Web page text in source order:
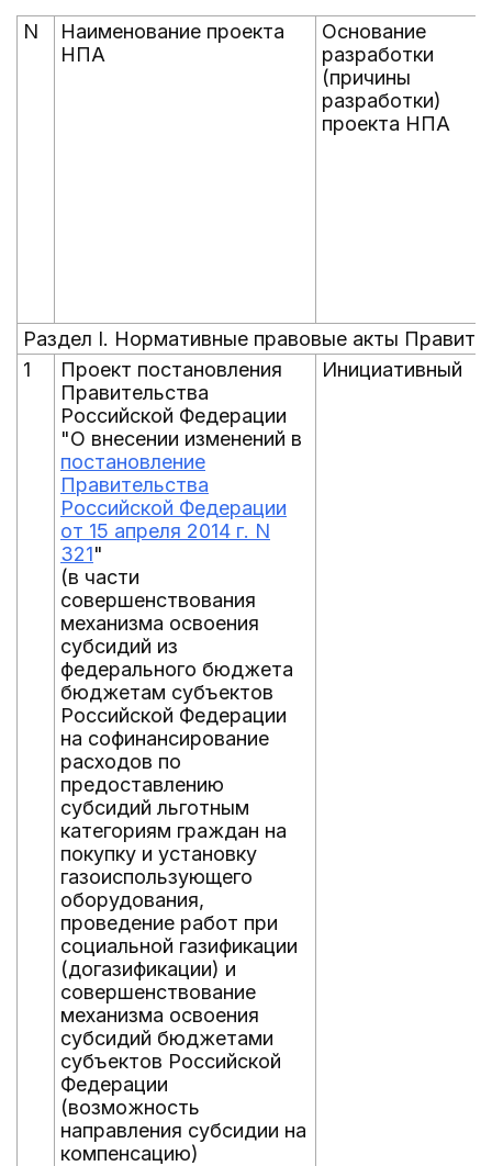
N
Наименование проекта
НПА
Основание
разработки
(причины
разработки)
проекта НПА
Раздел I. Нормативные правовые акты
1
Проект постановления
Правительства
Российской Федерации
"О внесении изменений в
постановление
Правительства
Российской Федерации
от 15 апреля 2014 г. N
321"
(в части
совершенствования
механизма освоения
субсидий из
федерального бюджета
бюджетам субъектов
Российской Федерации
на софинансирование
расходов по
предоставлению
субсидий льготным
категориям граждан на
покупку и установку
газоиспользующего
оборудования,
проведение работ при
социальной газификации
(догазификации) и
совершенствование
механизма освоения
субсидий бюджетами
субъектов Российской
Федерации
(возможность
направления субсидии на
компенсацию)
Инициативный